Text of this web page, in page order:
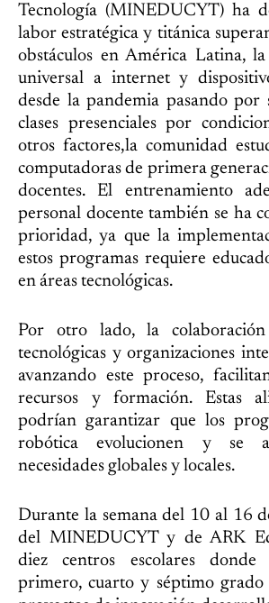
Tecnología (MINEDUCYT) ha
labor estratégica y titánica
obstáculos en América Latina,
universal a internet y
desde la pandemia pasando por
clases presenciales por
otros factores,la comunidad
computadoras de primera
docentes. El entrenamiento
personal docente también se ha
prioridad, ya que la
estos programas requiere
en áreas tecnológicas.
Por otro lado, la colaboración
tecnológicas y organizaciones
avanzando este proceso,
recursos y formación. Estas
podrían garantizar que los
robótica evolucionen y se
necesidades globales y locales.
Durante la semana del 10 al 16
del MINEDUCYT y de ARK
diez centros escolares donde
primero, cuarto y séptimo grado